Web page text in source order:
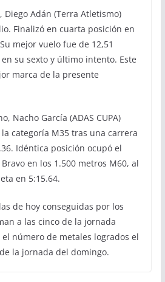
Diego Adán (Terra Atletismo)
Finalizó en cuarta posición en
mejor vuelo fue de 12,51
su sexto y último intento. Este
marca de la presente
Nacho García (ADAS CUPA)
categoría M35 tras una carrera
Idéntica posición ocupó el
en los 1.500 metros M60, al
en 5:15.64.
de hoy conseguidas por los
a las cinco de la jornada
número de metales logrados el
la jornada del domingo.